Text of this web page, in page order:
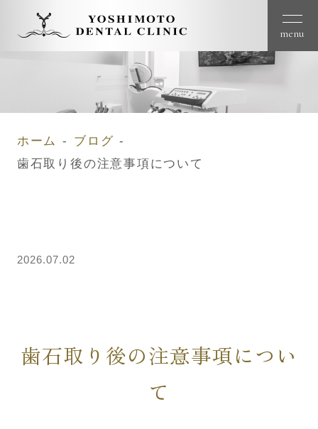
menu
ホーム
ブログ
歯石取り後の注意事項について
2026.07.02
歯石取り後の注意事項につい
て